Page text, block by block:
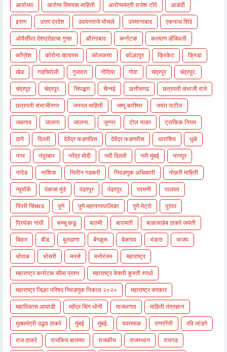
आयोध्या
आरोग्य विषयक माहिती आरोग्यमंत्री राजेश टोपे
आळंदी
इराण
उत्तर प्रदेश उदयनराजे भोसले उस्मानाबाद
एकनाथ शिंदे
ओवैसींवर देशद्रोहाचा गुन्हा
औरंगाबाद कर्नाटक
कल्याण डोंबिवली
काँग्रेश
कोरोना व्हायरस कोलकत्ता कोल्हापूर क्रिकेट
क्रिडा
खेड
गडचिरोली गुजरात गोंदिया गोवा चंद्रपुर
चंद्रपुर.
चंद्रपूर
चंद्रपूर. चिपळूण चैन्नई छत्तीसगढ
छत्रपती संभाजी राजे
छत्रपती संभाजीनगर
जनरल माहिती जम्मू काश्मिर
जयंत पाटील
जळगाव
जालना जालना. जुन्नर टोल नाका
ट्राफिक नियम
ठाणे
दिल्ली देवेंद्र फडणविस देवेंद्र फडणवीस धाराशिव
धुळे
नगर
नंदुरबार नरेंद्र मोदी नवी दिल्ली नवी मुंबई
नागपूर
नांदेड
नाशिक नितीन गडकरी निवडणुक अधिकारी
नोकरी माहिती
न्यूयॉर्क
पंकजा मुंडे पंढरपूर पंढरपूर. परभणी
पालघर
पिंपरी चिंचवड
पुणे पुणे महानगरपालिका पुणे मेट्रो
पुरंदर
प्रियंका गांधी
बच्चू कडू बातमी बारामती
बाळासाहेब ठाकरे जयंती
बिहार
बीड बुलढाणा बेंगळुरू बेळगाव भंडारा
भाजप
भोपाळ
भोसरी मनसे मनोरंजन
महाराष्ट्र
महाराष्ट्र कर्नाटक सीमा प्रश्न
महाराष्ट्र केशरी कुस्ती स्पर्धा
महाराष्ट्र जिल्हा परिषद निवडणुक निकाल २०२०
महाराष्ट्र सरकार
महाविकास आघाडी
महेंद्र सिंग धोनी माजलगाव
माहिती तंत्रज्ञान
मुख्यमंत्री उद्धव ठाकरे
मुंबई मुंबई. यवतमाळ रत्नागिरी
रवि लांडगे
राज ठाकरे
राजकिय बातम्या राजकीय राजस्थान
रायगड